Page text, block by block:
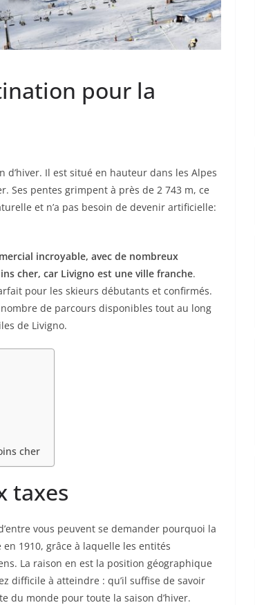
pour la
d’hiver. Il est situé en hauteur dans les Alpes
Ses pentes grimpent à près de 2 743 m, ce
et n’a pas besoin de devenir artificielle:
incroyable, avec de nombreux
cher, car Livigno est une ville franche.
pour les skieurs débutants et confirmés.
de parcours disponibles tout au long
de Livigno.
cher
taxes
vous peuvent se demander pourquoi la
1910, grâce à laquelle les entités
La raison en est la position géographique
difficile à atteindre : qu’il suffise de savoir
du monde pour toute la saison d’hiver.